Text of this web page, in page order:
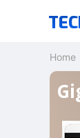
Home